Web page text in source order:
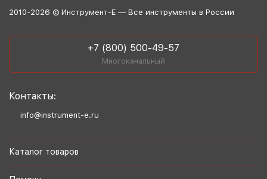
2010-2026 © Инструмент-Е — Все инструменты в России
+7 (800) 500-49-57
Многоканальный
Контакты:
info@instrument-e.ru
Каталог товаров